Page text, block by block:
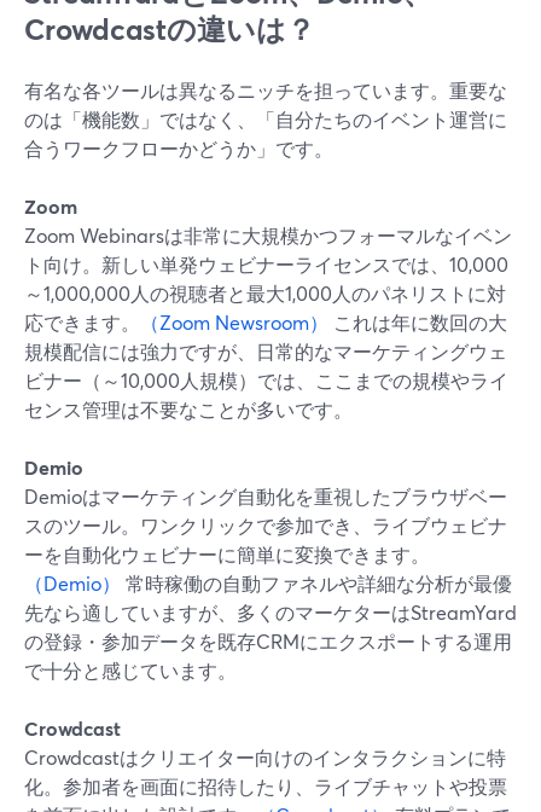
Crowdcastの違いは？
有名な各ツールは異なるニッチを担っています。重要な
のは「機能数」ではなく、「自分たちのイベント運営に
合うワークフローかどうか」です。
Zoom
Zoom Webinarsは非常に大規模かつフォーマルなイベン
ト向け。新しい単発ウェビナーライセンスでは、10,000
～1,000,000人の視聴者と最大1,000人のパネリストに対
応できます。
（Zoom Newsroom）
これは年に数回の大
規模配信には強力ですが、日常的なマーケティングウェ
ビナー（～10,000人規模）では、ここまでの規模やライ
センス管理は不要なことが多いです。
Demio
Demioはマーケティング自動化を重視したブラウザベー
スのツール。ワンクリックで参加でき、ライブウェビナ
ーを自動化ウェビナーに簡単に変換できます。
（Demio）
常時稼働の自動ファネルや詳細な分析が最優
先なら適していますが、多くのマーケターはStreamYard
の登録・参加データを既存CRMにエクスポートする運用
で十分と感じています。
Crowdcast
Crowdcastはクリエイター向けのインタラクションに特
化。参加者を画面に招待したり、ライブチャットや投票